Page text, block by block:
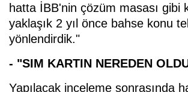
hatta İBB'nin çözüm masası
yaklaşık 2 yıl önce bahse konu
yönlendirdik."
- "SIM KARTIN NEREDEN
Yapılacak inceleme sonrasında